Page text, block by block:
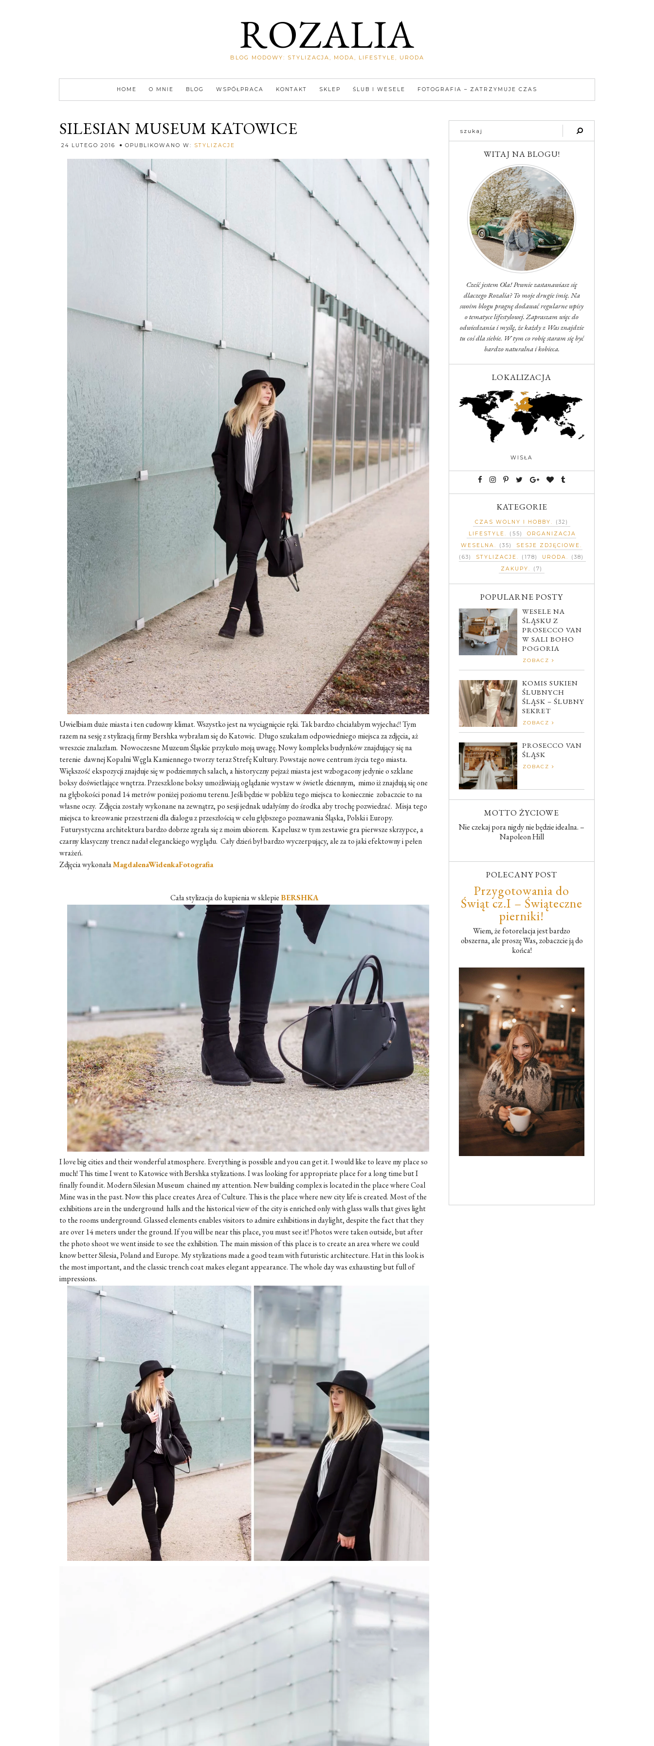
ROZALIA
BLOG MODOWY: STYLIZACJA, MODA, LIFESTYLE, URODA
HOME O MNIE BLOG WSPÓŁPRACA KONTAKT SKLEP ŚLUB I WESELE FOTOGRAFIA – ZATRZYMUJE CZAS
SILESIAN MUSEUM KATOWICE
24 LUTEGO 2016 OPUBLIKOWANO W: STYLIZACJE
Uwielbiam duże miasta i ten cudowny klimat. Wszystko jest na wyciągnięcie ręki. Tak bardzo chciałabym wyjechać! Tym
razem na sesję z stylizacją firmy Bershka wybrałam się do Katowic. Długo szukałam odpowiedniego miejsca za zdjęcia, aż
wreszcie znalazłam. Nowoczesne Muzeum Śląskie przykuło moją uwagę. Nowy kompleks budynków znajdujący się na
terenie dawnej Kopalni Węgla Kamiennego tworzy teraz Strefę Kultury. Powstaje nowe centrum życia tego miasta.
Większość ekspozycji znajduje się w podziemnych salach, a historyczny pejzaż miasta jest wzbogacony jedynie o szklane
boksy doświetlające wnętrza. Przeszklone boksy umożliwiają oglądanie wystaw w świetle dziennym, mimo iż znajdują się one
na głębokości ponad 14 metrów poniżej poziomu terenu. Jeśli będzie w pobliżu tego miejsca to koniecznie zobaczcie to na
własne oczy. Zdjęcia zostały wykonane na zewnątrz, po sesji jednak udałyśmy do środka aby trochę pozwiedzać. Misja tego
miejsca to kreowanie przestrzeni dla dialogu z przeszłością w celu głębszego poznawania Śląska, Polski i Europy.
Futurystyczna architektura bardzo dobrze zgrała się z moim ubiorem. Kapelusz w tym zestawie gra pierwsze skrzypce, a
czarny klasyczny trencz nadał eleganckiego wyglądu. Cały dzień był bardzo wyczerpujący, ale za to jaki efektowny i pełen
wrażeń.
Zdjęcia wykonałaMagdalenaWidenkaFotografia
Cała stylizacja do kupienia w sklepieBERSHKA
I love big cities and their wonderful atmosphere. Everything is possible and you can get it. I would like to leave my place so
much! This time I went to Katowice with Bershka stylizations. I was looking for appropriate place for a long time but I
finally found it. Modern Silesian Museum chained my attention. New building complex is located in the place where Coal
Mine was in the past. Now this place creates Area of Culture. This is the place where new city life is created. Most of the
exhibitions are in the underground halls and the historical view of the city is enriched only with glass walls that gives light
to the rooms underground. Glassed elements enables visitors to admire exhibitions in daylight, despite the fact that they
are over 14 meters under the ground. If you will be near this place, you must see it! Photos were taken outside, but after
the photo shoot we went inside to see the exhibition. The main mission of this place is to create an area where we could
know better Silesia, Poland and Europe. My stylizations made a good team with futuristic architecture. Hat in this look is
the most important, and the classic trench coat makes elegant appearance. The whole day was exhausting but full of
impressions.
WITAJ NA BLOGU!
Cześć jestem Ola! Pewnie zastanawiasz się
dlaczego Rozalia? To moje drugie imię. Na
swoim blogu pragnę dodawać regularne wpisy
o tematyce lifestylowej. Zapraszam więc do
odwiedzania i myślę, że każdy z Was znajdzie
tu coś dla siebie. W tym co robię staram się być
bardzo naturalna i kobieca.
LOKALIZACJA
WISŁA
KATEGORIE
CZAS WOLNY I HOBBY
(32)
LIFESTYLE
(55)
ORGANIZACJA
WESELNA
(35)
SESJE ZDJĘCIOWE
(63)
STYLIZACJE (178) URODA
(38)
ZAKUPY
(7)
POPULARNE POSTY
WESELE NA
ŚLĄSKU Z
PROSECCO VAN
W SALI BOHO
POGORIA
ZOBACZ
KOMIS SUKIEN
ŚLUBNYCH
ŚLĄSK – ŚLUBNY
SEKRET
ZOBACZ
PROSECCO VAN
ŚLĄSK
ZOBACZ
MOTTO ŻYCIOWE
Nie czekaj pora nigdy nie będzie idealna. –
Napoleon Hill
POLECANY POST
Przygotowania do
Świąt cz.I – Świąteczne
pierniki!
Wiem, że fotorelacja jest bardzo
obszerna, ale proszę Was, zobaczcie ją do
końca!